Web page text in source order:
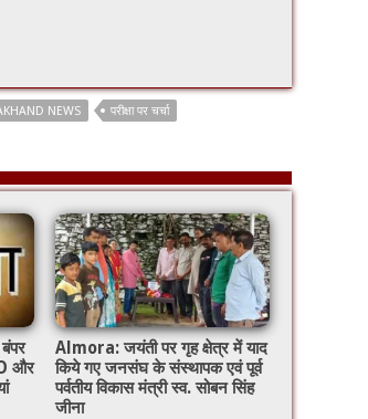
NEWS परीक्षा पर चर्चा
और
Almora: जयंती पर गृह क्षेत्र में याद
किये गए जनसंघ के संस्थापक एवं पूर्व
पर्वतीय विकास मंत्री स्व. सोबन सिंह
जीना